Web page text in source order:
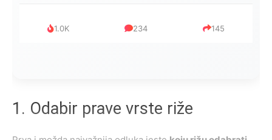
1.0K 234 145
1. Odabir prave vrste riže